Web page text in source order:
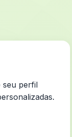
seu perfil